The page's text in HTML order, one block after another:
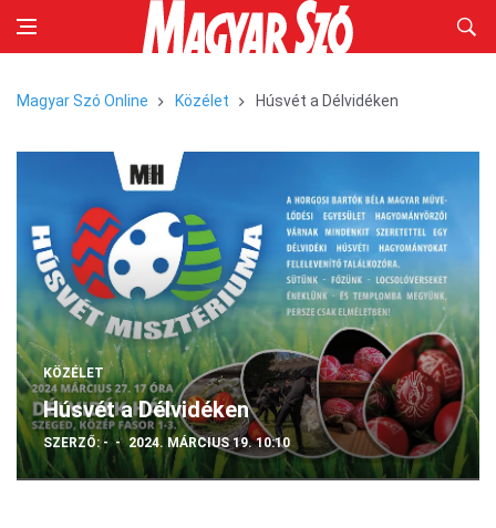
Magyar Szó Online Közélet Húsvét a Délvidéken
KÖZÉLET
Húsvét a Délvidéken
SZERZŐ:- 2024. MÁRCIUS 19. 10:10